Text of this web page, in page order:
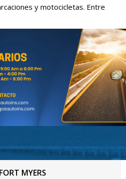
y motocicletas. Entre
MYERS